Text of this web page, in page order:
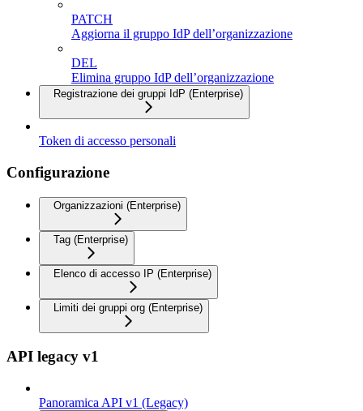
PATCH
Aggiorna il gruppo IdP dell’organizzazione
DEL
Elimina gruppo IdP dell’organizzazione
Registrazione dei gruppi IdP (Enterprise)
Token di accesso personali
Configurazione
Organizzazioni (Enterprise)
Tag (Enterprise)
Elenco di accesso IP (Enterprise)
Limiti dei gruppi org (Enterprise)
API legacy v1
Panoramica API v1 (Legacy)